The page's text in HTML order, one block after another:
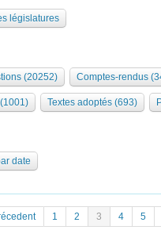
Bureau Collège des
... )
législatures
(20252) Comptes-rendus
Textes adoptés (693)
date
1 2 3 4 5